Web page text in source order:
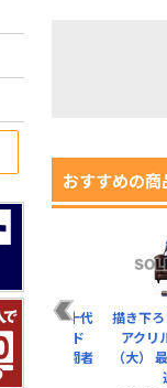
おすすめの商
ろし 遊城十代
リルスタンド
最強の決闘者
描き下
アクリ
（大）